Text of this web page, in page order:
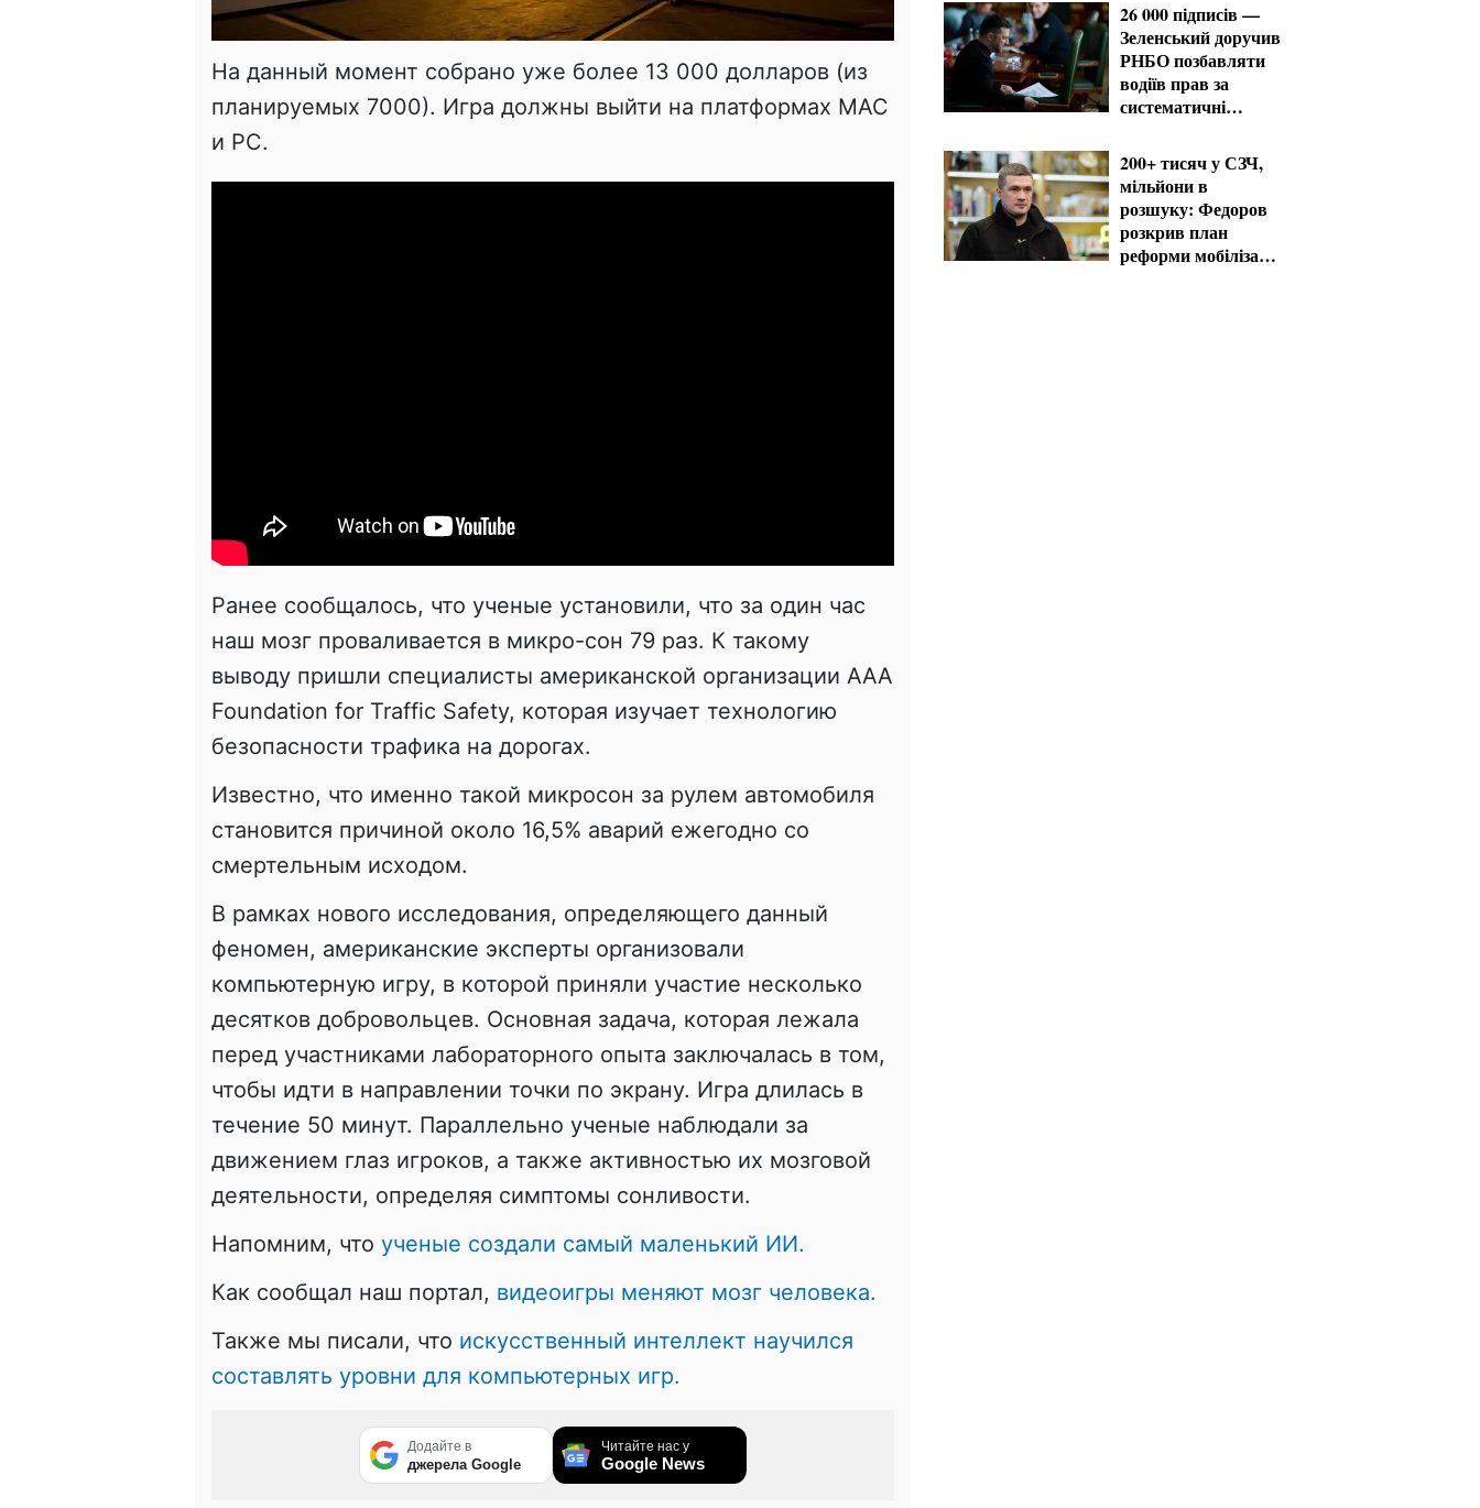
На данный момент собрано уже более 13 000 долларов (из
планируемых 7000). Игра должны выйти на платформах MAC
и PC.
Ранее сообщалось, что ученые установили, что за один час
наш мозг проваливается в микро-сон 79 раз. К такому
выводу пришли специалисты американской организации AAA
Foundation for Traffic Safety, которая изучает технологию
безопасности трафика на дорогах.
Известно, что именно такой микросон за рулем автомобиля
становится причиной около 16,5% аварий ежегодно со
смертельным исходом.
В рамках нового исследования, определяющего данный
феномен, американские эксперты организовали
компьютерную игру, в которой приняли участие несколько
десятков добровольцев. Основная задача, которая лежала
перед участниками лабораторного опыта заключалась в том,
чтобы идти в направлении точки по экрану. Игра длилась в
течение 50 минут. Параллельно ученые наблюдали за
движением глаз игроков, а также активностью их мозговой
деятельности, определяя симптомы сонливости.
Напомним, что ученые создали самый маленький ИИ.
Как сообщал наш портал, видеоигры меняют мозг человека.
Также мы писали, что искусственный интеллект научился
составлять уровни для компьютерных игр.
Додайте в
джерела Google
Читайте нас у
Google News
26 000 підписів —
Зеленський доручив
РНБО позбавляти
водіїв прав за
систематичні
200+ тисяч у СЗЧ,
мільйони в
розшуку: Федоров
розкрив план
реформи мобілізації